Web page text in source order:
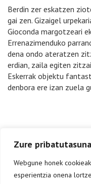
Zure
Webgune honek
esperientzia onena
Berdin zer eskatzen
gai zen. Gizaigel
Gioconda margotzeari
Errenazimenduko
dena ondo ateratzen
erdian, zaila egiten
Eskerrak objektu
denbora ere izan zuela